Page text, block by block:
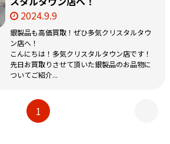
2024.9.9
銀製品も高価買取！ぜひ多気クリスタルタウ
ン店へ！
こんにちは！多気クリスタルタウン店です！
先日お買取りさせて頂いた銀製品のお品物に
ついてご紹介...
1